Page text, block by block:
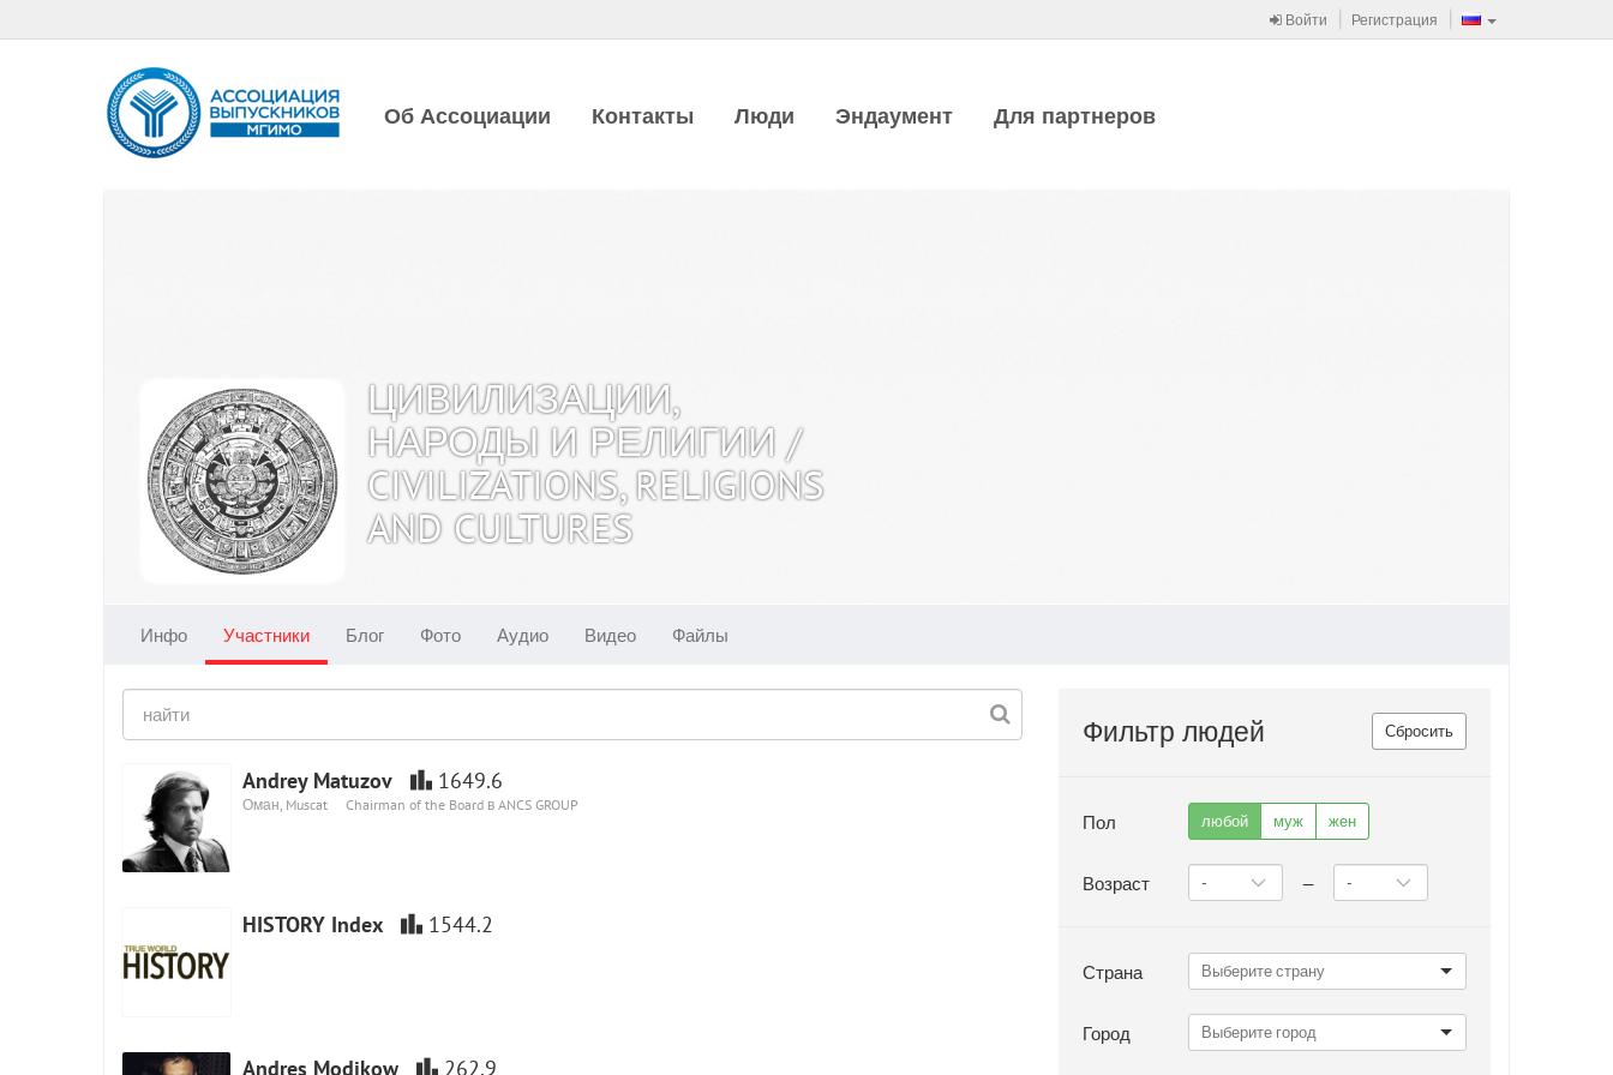
Войти Регистрация
Об Ассоциации Контакты Люди Эндаумент Для партнеров
ЦИВИЛИЗАЦИИ,
НАРОДЫ И РЕЛИГИИ /
CIVILIZATIONS, RELIGIONS
AND CULTURES
Инфо Участники Блог Фото Аудио Видео Файлы
Andrey Matuzov 1649.6
Оман, Muscat Chairman of the Board в ANCS GROUP
HISTORY Index 1544.2
Andres Modikow 262.9
Сбросить
Фильтр людей
Пол любой муж жен
Возраст —
Страна
Город